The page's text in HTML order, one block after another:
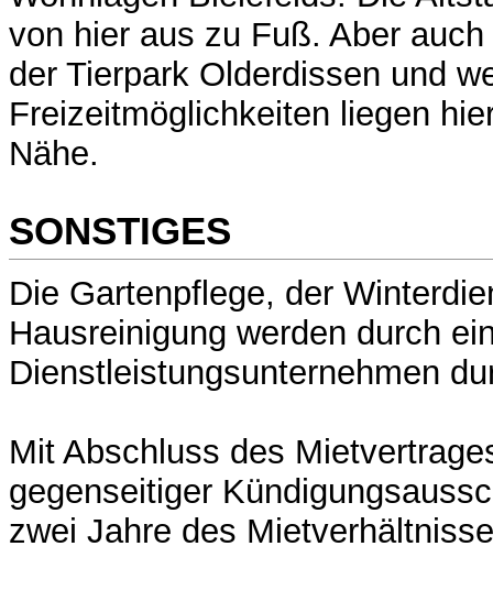
von hier aus zu Fuß. Aber
der Tierpark Olderdissen und
Freizeitmöglichkeiten liegen
Nähe.
SONSTIGES
Die Gartenpflege, der
Hausreinigung werden durch
Dienstleistungsunternehmen
Mit Abschluss des
gegenseitiger
zwei Jahre des